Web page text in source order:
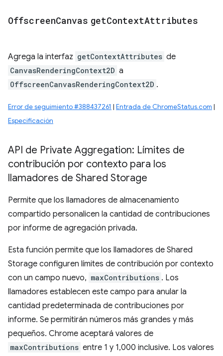
OffscreenCanvas getContextAttributes
Agrega la interfaz getContextAttributes de
CanvasRenderingContext2D a
OffscreenCanvasRenderingContext2D .
Error de seguimiento #388437261 | Entrada de ChromeStatus.com |
Especificación
API de Private Aggregation: Límites de
contribución por contexto para los
llamadores de Shared Storage
Permite que los llamadores de almacenamiento
compartido personalicen la cantidad de contribuciones
por informe de agregación privada.
Esta función permite que los llamadores de Shared
Storage configuren límites de contribución por contexto
con un campo nuevo, maxContributions . Los
llamadores establecen este campo para anular la
cantidad predeterminada de contribuciones por
informe. Se permitirán números más grandes y más
pequeños. Chrome aceptará valores de
maxContributions entre 1 y 1,000 inclusive. Los valores